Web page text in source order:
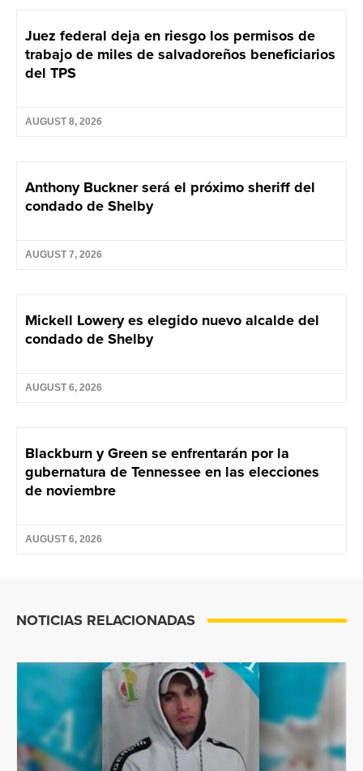
Juez federal deja en riesgo los permisos de
trabajo de miles de salvadoreños beneficiarios
del TPS
AUGUST 8, 2026
Anthony Buckner será el próximo sheriff del
condado de Shelby
AUGUST 7, 2026
Mickell Lowery es elegido nuevo alcalde del
condado de Shelby
AUGUST 6, 2026
Blackburn y Green se enfrentarán por la
gubernatura de Tennessee en las elecciones
de noviembre
AUGUST 6, 2026
NOTICIAS RELACIONADAS